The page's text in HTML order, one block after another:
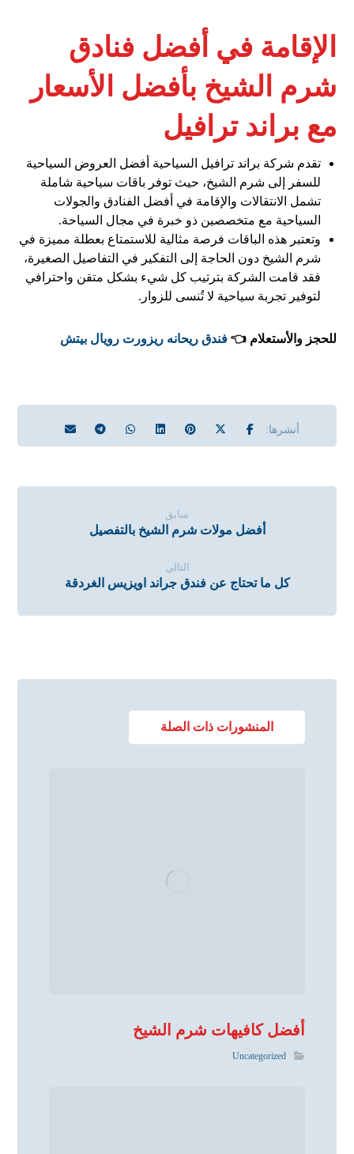
الإقامة في أفضل فنادق
شرم الشيخ بأفضل الأسعار
مع براند ترافيل
تقدم شركة براند ترافيل السياحية أفضل العروض السياحية
للسفر إلى شرم الشيخ، حيث توفر باقات سياحية شاملة
تشمل الانتقالات والإقامة في أفضل الفنادق والجولات
السياحية مع متخصصين ذو خبرة في مجال السياحة.
وتعتبر هذه الباقات فرصة مثالية للاستمتاع بعطلة مميزة في
شرم الشيخ دون الحاجة إلى التفكير في التفاصيل الصغيرة،
فقد قامت الشركة بترتيب كل شيء بشكل متقن واحترافي
لتوفير تجربة سياحية لا تُنسى للزوار.
للحجز والأستعلام 👈فندق ريحانه ريزورت رويال بيتش
سابق
أفضل مولات شرم الشيخ بالتفصيل
التالي
كل ما تحتاج عن فندق جراند اويزيس الغردقة
المنشورات ذات الصلة
أفضل كافيهات شرم الشيخ
Uncategorized